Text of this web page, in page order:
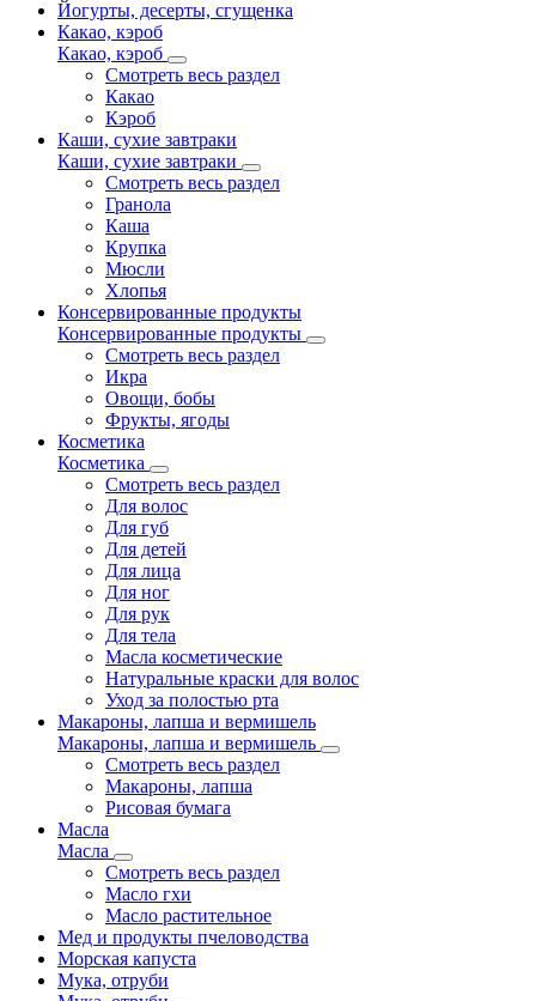
Йогурты, десерты, сгущенка
Какао, кэроб
Какао, кэроб
Смотреть весь раздел
Какао
Кэроб
Каши, сухие завтраки
Каши, сухие завтраки
Смотреть весь раздел
Гранола
Каша
Крупка
Мюсли
Хлопья
Консервированные продукты
Консервированные продукты
Смотреть весь раздел
Икра
Овощи, бобы
Фрукты, ягоды
Косметика
Косметика
Смотреть весь раздел
Для волос
Для губ
Для детей
Для лица
Для ног
Для рук
Для тела
Масла косметические
Натуральные краски для волос
Уход за полостью рта
Макароны, лапша и вермишель
Макароны, лапша и вермишель
Смотреть весь раздел
Макароны, лапша
Рисовая бумага
Масла
Масла
Смотреть весь раздел
Масло гхи
Масло растительное
Мед и продукты пчеловодства
Морская капуста
Мука, отруби